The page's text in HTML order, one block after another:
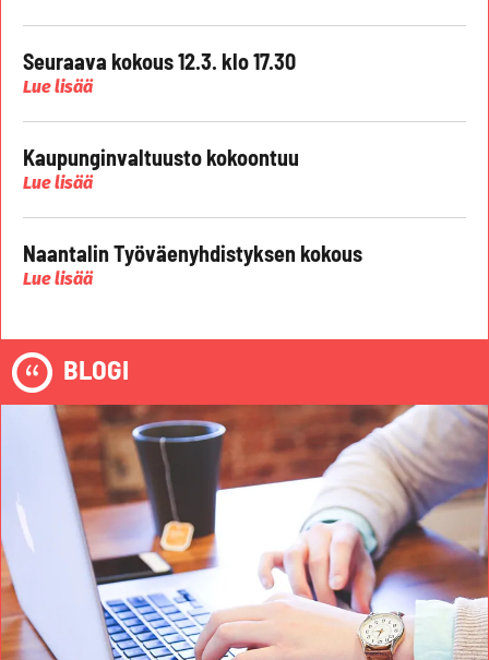
Seuraava kokous 12.3. klo 17.30
Lue lisää
Kaupunginvaltuusto kokoontuu
Lue lisää
Naantalin Työväenyhdistyksen kokous
Lue lisää
BLOGI